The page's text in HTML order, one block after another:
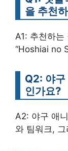
을 추천
A1: 추천하는
“Hoshiai no
Q2: 야구
인가요?
A2: 야구 애
와 팀워크,